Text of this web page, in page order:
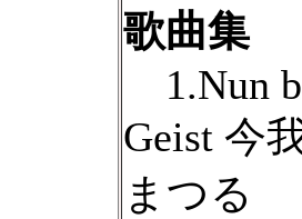
歌曲集
1.Nun
Geist 今
まつる